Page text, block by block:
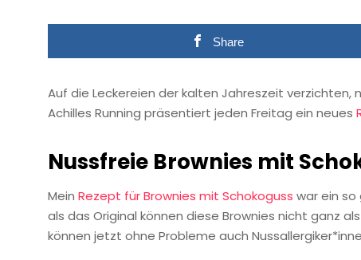
Share
Auf die Leckereien der kalten Jahreszeit verzichten,
Achilles Running präsentiert jeden Freitag ein neues
Nussfreie Brownies mit
Mein Rezept für Brownies mit Schokoguss war ein so
als das Original können diese Brownies nicht ganz
können jetzt ohne Probleme auch